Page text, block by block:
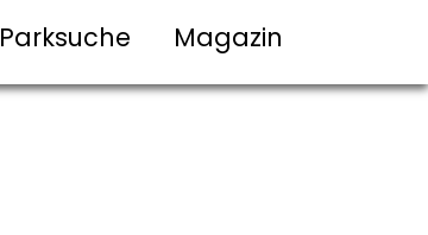
Parksuche Magazin